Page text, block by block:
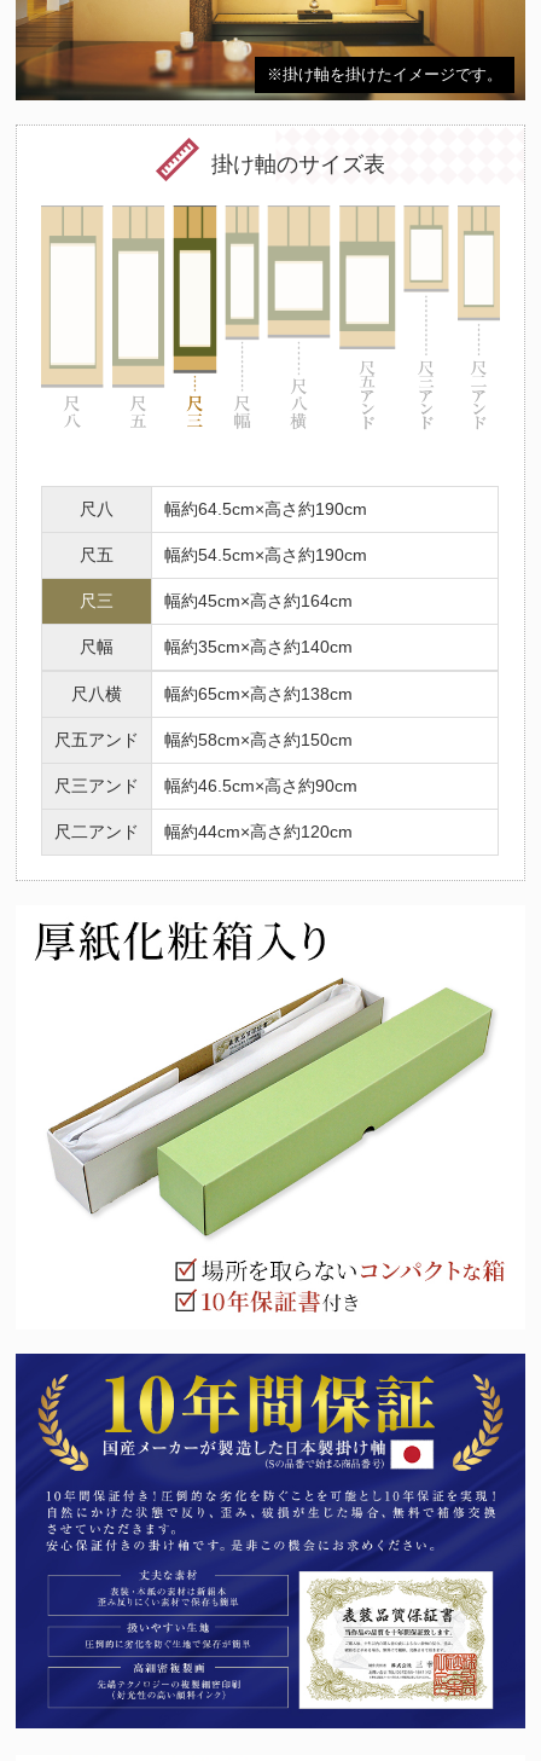
※掛け軸を掛けたイメージです。
掛け軸のサイズ表
尺八 幅約64.5cm×高さ約190cm
尺五 幅約54.5cm×高さ約190cm
尺三 幅約45cm×高さ約164cm
尺幅 幅約35cm×高さ約140cm
尺八横 幅約65cm×高さ約138cm
尺五アンド 幅約58cm×高さ約150cm
尺三アンド 幅約46.5cm×高さ約90cm
尺二アンド 幅約44cm×高さ約120cm